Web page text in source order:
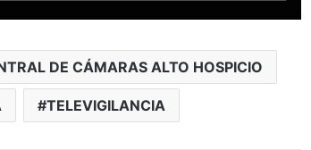
DE CÁMARAS ALTO HOSPICIO
TELEVIGILANCIA